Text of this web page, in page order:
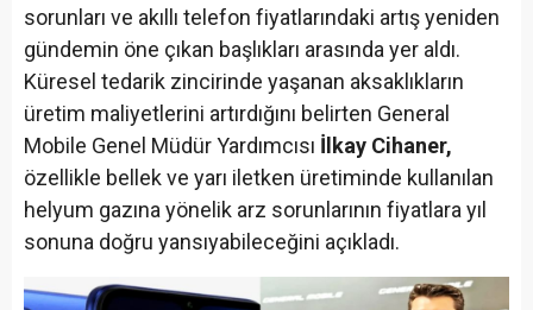
sorunları ve akıllı telefon fiyatlarındaki artış yeniden
gündemin öne çıkan başlıkları arasında yer aldı.
Küresel tedarik zincirinde yaşanan aksaklıkların
üretim maliyetlerini artırdığını belirten General
Mobile Genel Müdür Yardımcısı İlkay Cihaner,
özellikle bellek ve yarı iletken üretiminde kullanılan
helyum gazına yönelik arz sorunlarının fiyatlara yıl
sonuna doğru yansıyabileceğini açıkladı.